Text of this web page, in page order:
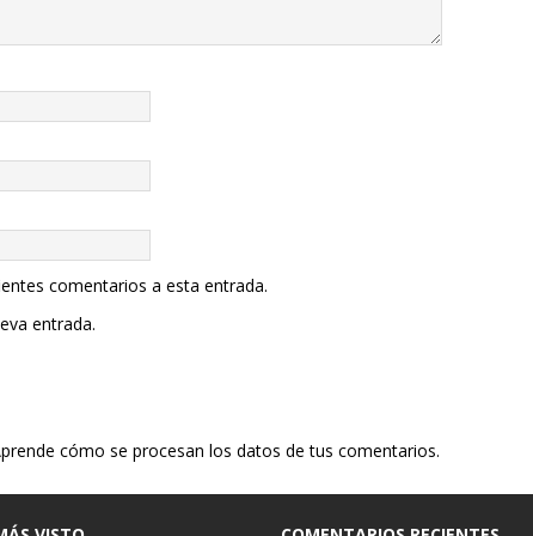
comentarios a esta entrada.
entrada.
cómo se procesan los datos de tus comentarios.